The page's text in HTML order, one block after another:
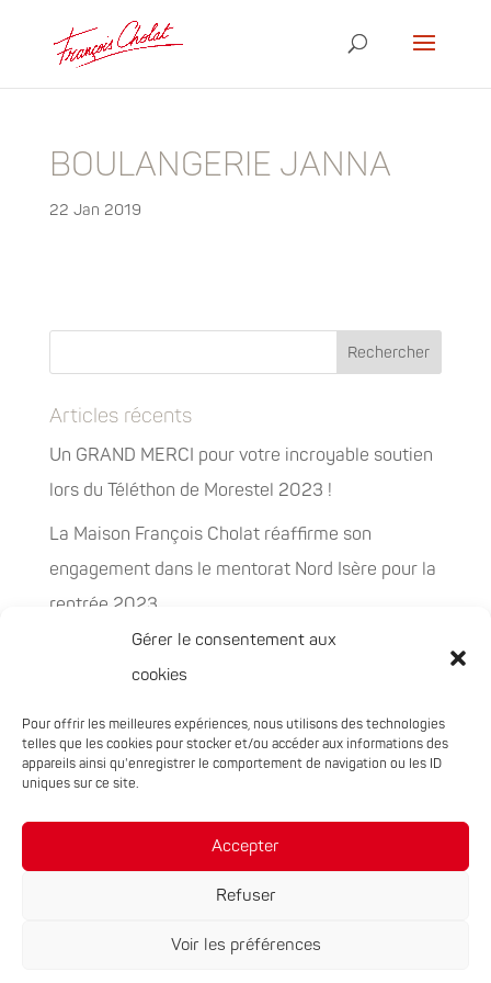
Gérer le consentement aux
cookies
Pour offrir les meilleures expériences, nous utilisons des technologies
telles que les cookies pour stocker et/ou accéder aux informations des
appareils ainsi qu'enregistrer le comportement de navigation ou les ID
uniques sur ce site.
Accepter
Refuser
Voir les préférences
BOULANGERIE JANNA
22 Jan 2019
Articles récents
Un GRAND MERCI pour votre incroyable soutien
lors du Téléthon de Morestel 2023 !
La Maison François Cholat réaffirme son
engagement dans le mentorat Nord Isère pour la
rentrée 2023
La Maison François Cholat accueil et participe à
la préservation des espaces naturels sensibles
PEPITES, la nouvelle filière chanvre en
Auvergne-Rhône-Alpes